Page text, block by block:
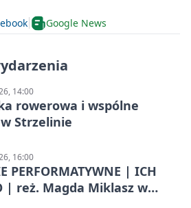
Google News
14:00
rowerowa i wspólne
Strzelinie
16:00
PERFORMATYWNE | ICH
| reż. Magda Miklasz w